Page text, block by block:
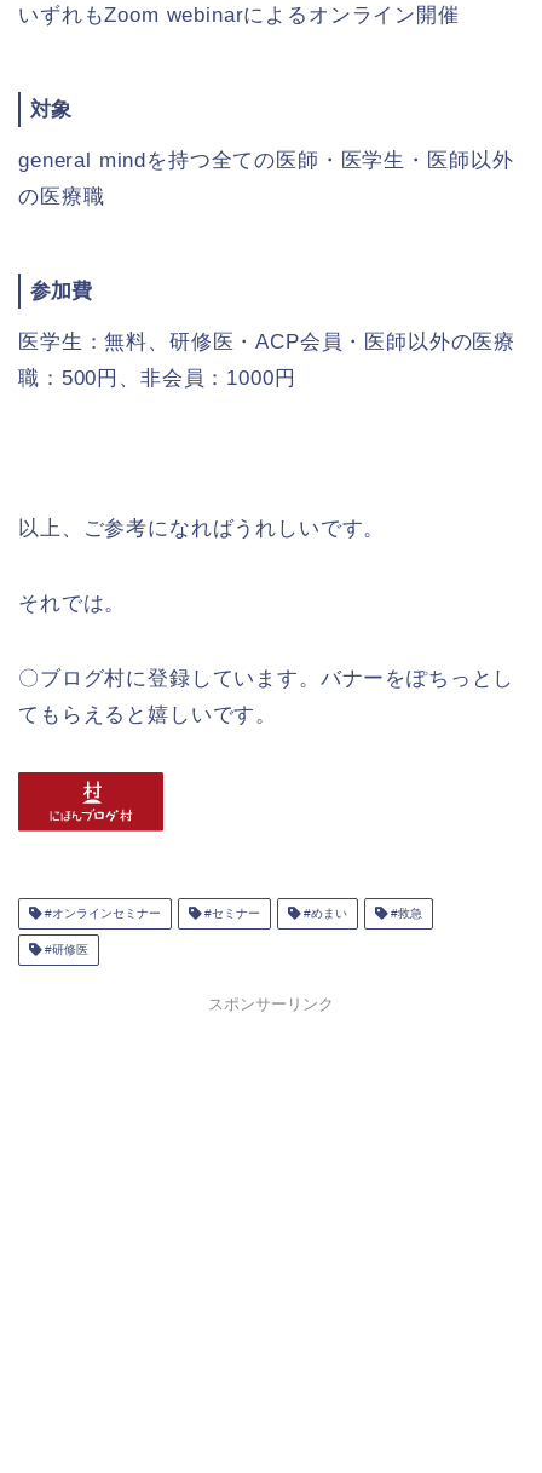
いずれもZoom webinarによるオンライン開催
対象
general mindを持つ全ての医師・医学生・医師以外
の医療職
参加費
医学生：無料、研修医・ACP会員・医師以外の医療
職：500円、非会員：1000円
以上、ご参考になればうれしいです。
それでは。
〇ブログ村に登録しています。バナーをぽちっとし
てもらえると嬉しいです。
#オンラインセミナー #セミナー #めまい #救急
#研修医
スポンサーリンク